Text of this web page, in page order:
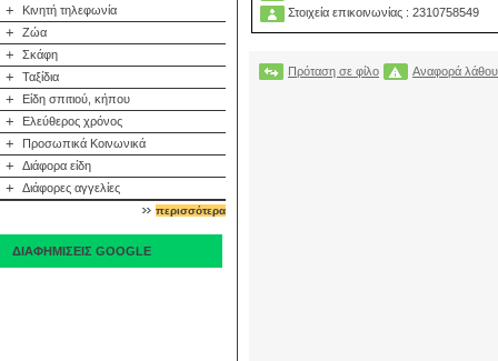
+ Κινητή τηλεφωνία
+ Ζώα
+ Σκάφη
+ Ταξίδια
+ Είδη σπιτιού, κήπου
+ Ελεύθερος χρόνος
+ Προσωπικά Κοινωνικά
+ Διάφορα είδη
+ Διάφορες αγγελίες
περισσότερα
ΔΙΑΦΗΜΙΣΕΙΣ GOOGLE
Στοιχεία επικοινωνίας : 2310758549
Πρόταση σε φίλο Αναφορά